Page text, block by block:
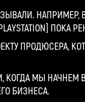
ПОКА
ПРОДЮСЕРА,
КОГДА МЫ НАЧНЕМ
БИЗНЕСА.